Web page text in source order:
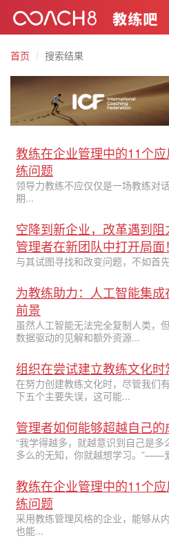
首页
搜索结果
教练在企业管理中的11个
练问题
领导力教练不应仅仅是一场教练对
期...
空降到新企业，改革遇到
管理者在新团队中打开局面！
与其试图寻找和改变问题，不如首
为教练助力：人工智能集
前景
虽然人工智能无法完全复制人类，
数据驱动的见解和额外资源...
组织在尝试建立教练文化
在努力创建教练文化时，尽管我们
下五个主要失误，这可能...
管理者如何能够超越自己的
“我学得越多，就越意识到自己是
多么的无知，你就越想学习。”——
教练在企业管理中的11个
练问题
采用教练管理风格的企业，能够从
也能...